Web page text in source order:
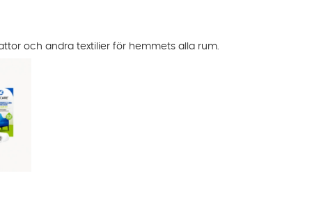
och andra textilier för hemmets alla rum.